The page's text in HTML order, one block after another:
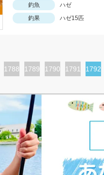
釣魚
ハゼ
釣果
ハゼ15匹
ペ
1788
ペ
ジ
1789
ペ
1790
ペ
1791
カ
ト
ジ
1792